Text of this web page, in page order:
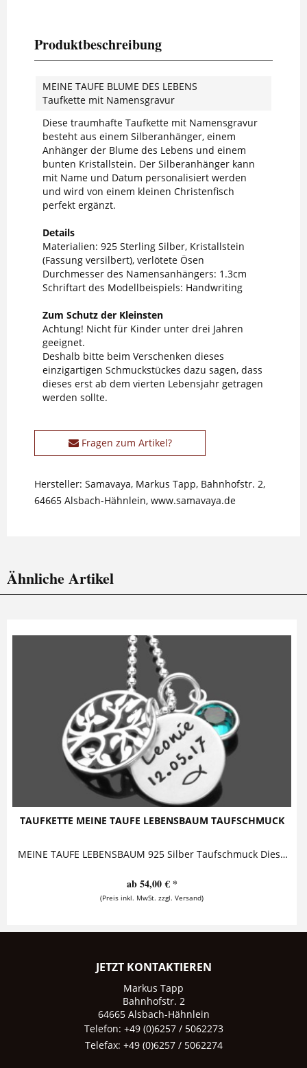
Produktbeschreibung
MEINE TAUFE BLUME DES LEBENS
Taufkette mit Namensgravur
Diese traumhafte Taufkette mit Namensgravur
besteht aus einem Silberanhänger, einem
Anhänger der Blume des Lebens und einem
bunten Kristallstein. Der Silberanhänger kann
mit Name und Datum personalisiert werden
und wird von einem kleinen Christenfisch
perfekt ergänzt.
Details
Materialien: 925 Sterling Silber, Kristallstein
(Fassung versilbert), verlötete Ösen
Durchmesser des Namensanhängers: 1.3cm
Schriftart des Modellbeispiels: Handwriting
Zum Schutz der Kleinsten
Achtung! Nicht für Kinder unter drei Jahren
geeignet.
Deshalb bitte beim Verschenken dieses
einzigartigen Schmuckstückes dazu sagen, dass
dieses erst ab dem vierten Lebensjahr getragen
werden sollte.
Fragen zum Artikel?
Hersteller: Samavaya, Markus Tapp, Bahnhofstr. 2,
64665 Alsbach-Hähnlein, www.samavaya.de
Ähnliche Artikel
TAUFKETTE MEINE TAUFE LEBENSBAUM TAUFSCHMUCK
MEINE TAUFE LEBENSBAUM 925 Silber Taufschmuck Diese zauberhafte Taufkette aus 925 Sterling Silber besteht aus einem Silberanhänger, der mit...
ab 54,00 € *
(Preis inkl. MwSt. zzgl. Versand)
JETZT KONTAKTIEREN
Markus Tapp
Bahnhofstr. 2
64665 Alsbach-Hähnlein
Telefon: +49 (0)6257 / 5062273
Telefax: +49 (0)6257 / 5062274